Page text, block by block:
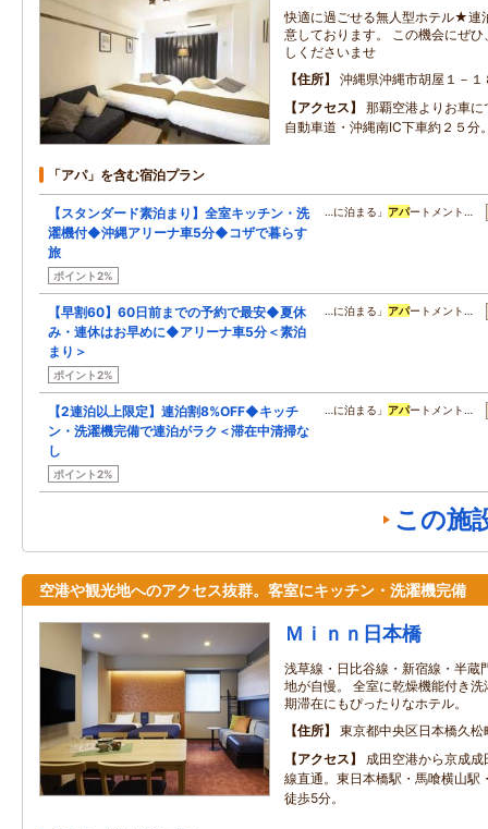
快適に過ごせる無人型ホテル★連
意しております。 この機会にぜ
しくださいませ
住所
沖縄県沖縄市胡屋１－１
アクセス
那覇空港よりお車
自動車道・沖縄南IC下車約２５分
「アパ」を含む宿泊プラン
【スタンダード素泊まり】全室キッチン・洗
濯機付◆沖縄アリーナ車5分◆コザで暮らす
旅
ポイント2%
…に泊まる」 アパートメント…
【早割60】60日前までの予約で最安◆夏休
み・連休はお早めに◆アリーナ車5分＜素泊
まり＞
ポイント2%
…に泊まる」 アパートメント…
【2連泊以上限定】連泊割8%OFF◆キッチ
ン・洗濯機完備で連泊がラク＜滞在中清掃な
し
ポイント2%
…に泊まる」 アパートメント…
この施
空港や観光地へのアクセス抜群。客室にキッチン・洗濯機完備
Ｍｉｎｎ日本橋
浅草線・日比谷線・新宿線・半蔵
地が自慢。 全室に乾燥機能付き
期滞在にもぴったりなホテル。
住所
東京都中央区日本橋久松
アクセス
成田空港から京成
線直通。東日本橋駅・馬喰横山駅
徒歩5分。